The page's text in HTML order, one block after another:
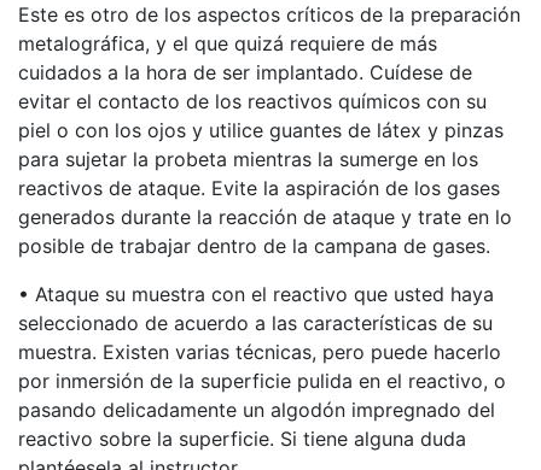
Este es otro de los aspectos críticos de la preparación
metalográfica, y el que quizá requiere de más
cuidados a la hora de ser implantado. Cuídese de
evitar el contacto de los reactivos químicos con su
piel o con los ojos y utilice guantes de látex y pinzas
para sujetar la probeta mientras la sumerge en los
reactivos de ataque. Evite la aspiración de los gases
generados durante la reacción de ataque y trate en lo
posible de trabajar dentro de la campana de gases.
• Ataque su muestra con el reactivo que usted haya
seleccionado de acuerdo a las características de su
muestra. Existen varias técnicas, pero puede hacerlo
por inmersión de la superficie pulida en el reactivo, o
pasando delicadamente un algodón impregnado del
reactivo sobre la superficie. Si tiene alguna duda